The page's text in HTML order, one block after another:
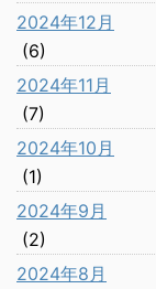
2024年12月
(6)
2024年11月
(7)
2024年10月
(1)
2024年9月
(2)
2024年8月